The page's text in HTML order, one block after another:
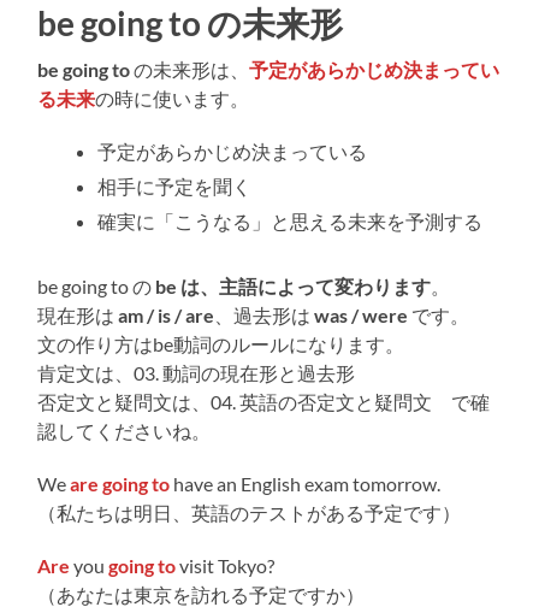
be going to の未来形
be going toの未来形は、予定があらかじめ決まってい
る未来の時に使います。
予定があらかじめ決まっている
相手に予定を聞く
確実に「こうなる」と思える未来を予測する
be going to の be は、主語によって変わります。
現在形はam / is / are 、過去形はwas / were です。
文の作り方はbe動詞のルールになります。
肯定文は、03. 動詞の現在形と過去形
否定文と疑問文は、04. 英語の否定文と疑問文 で確
認してくださいね。
Weare going to have an English exam tomorrow.
（私たちは明日、英語のテストがある予定です）
Are yougoing tovisit Tokyo?
（あなたは東京を訪れる予定ですか）